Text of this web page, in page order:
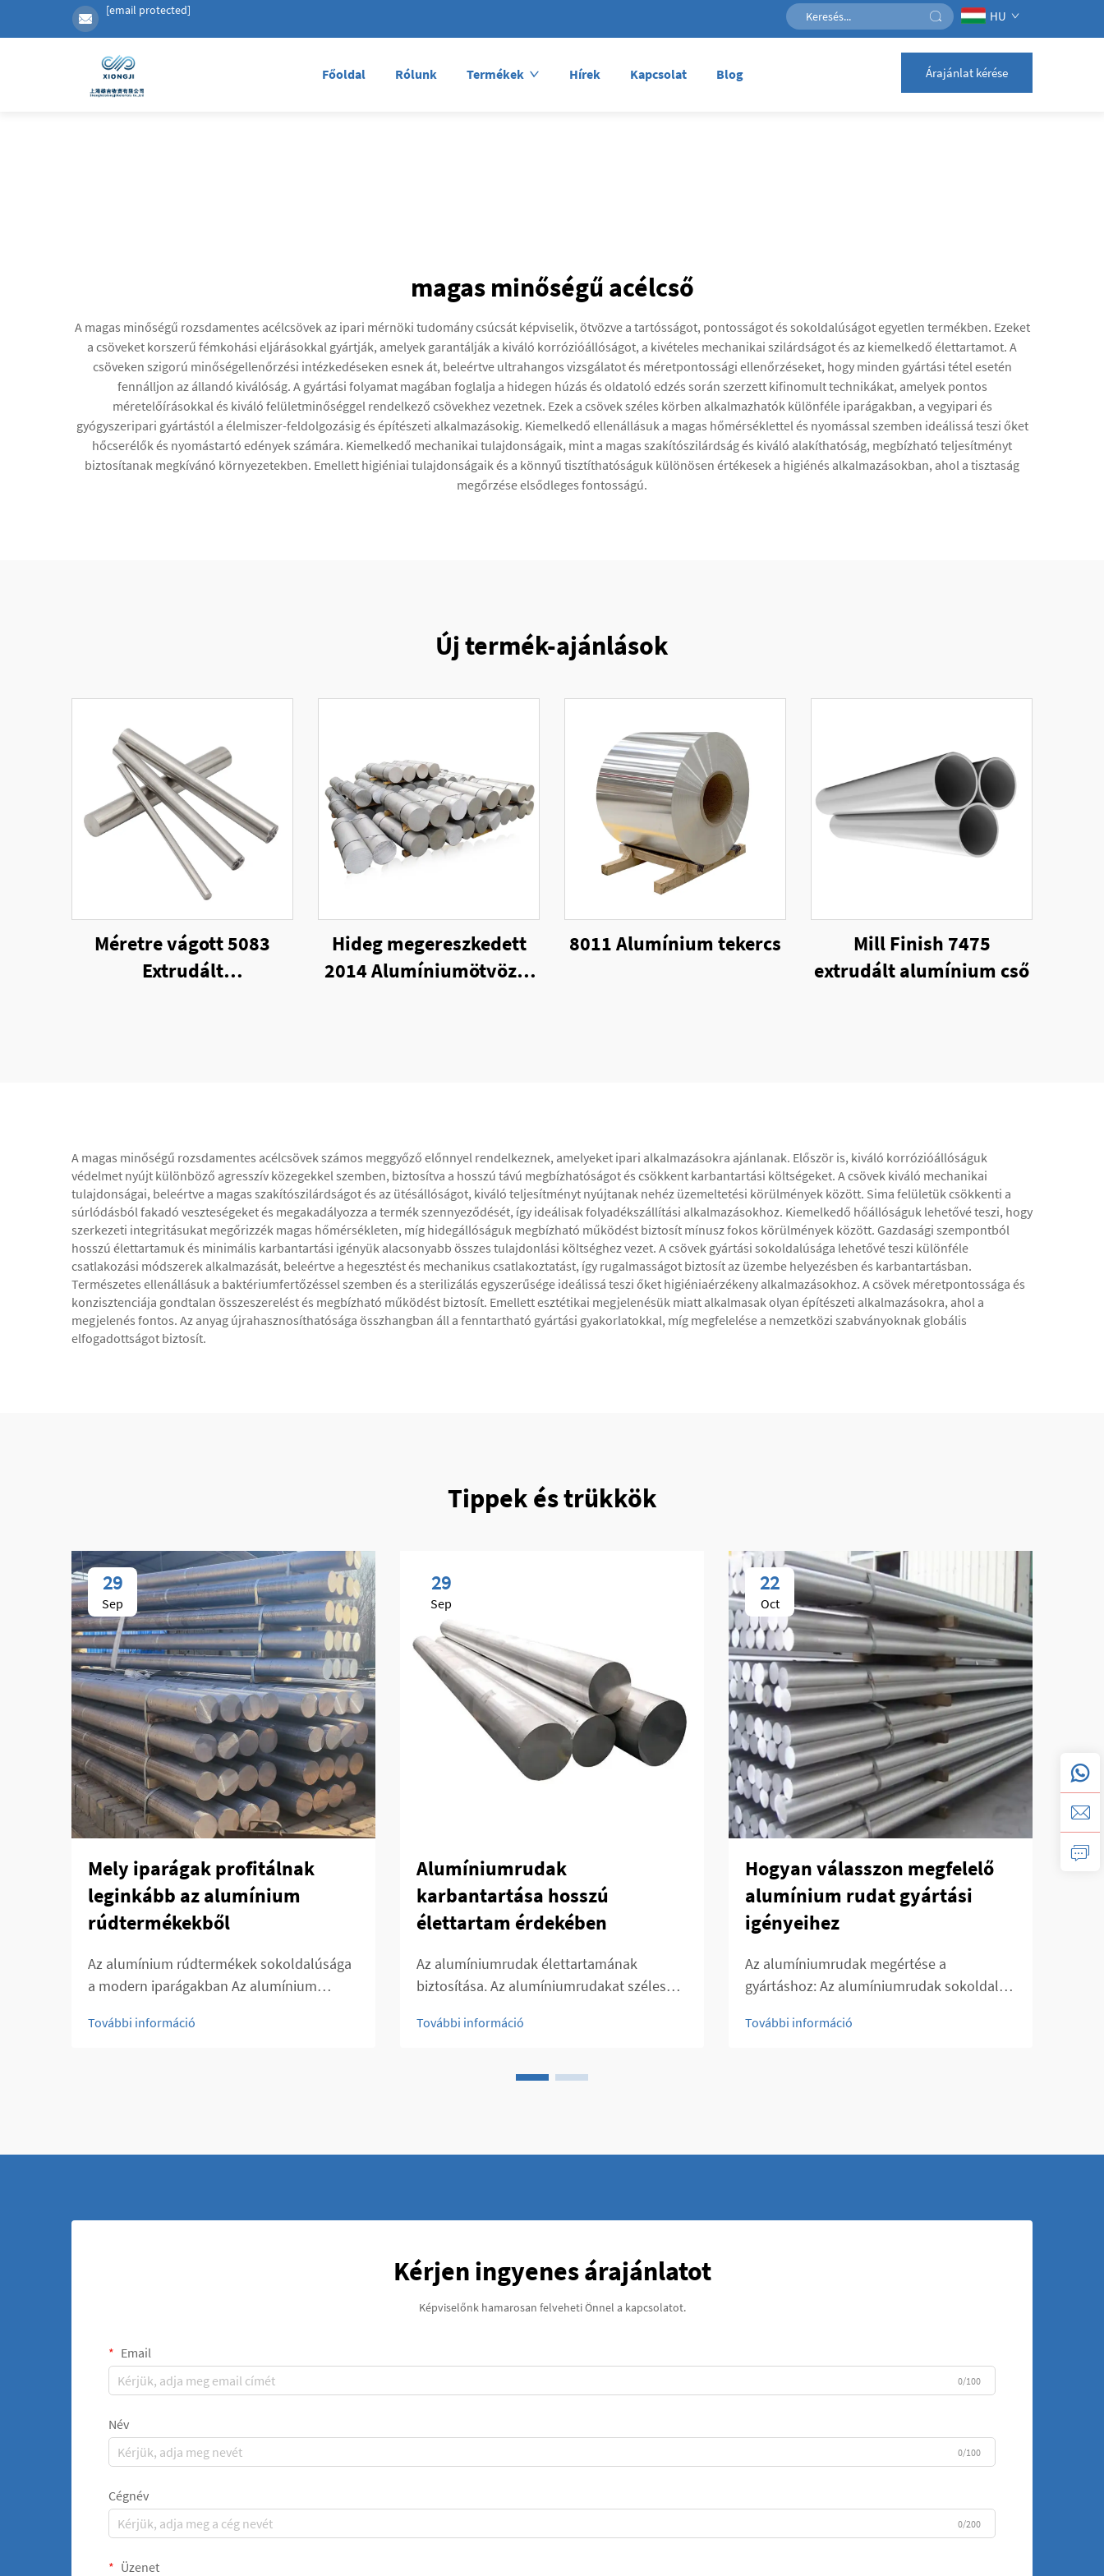
[email protected] HU
Főoldal Rólunk Termékek Hírek Kapcsolat Blog Árajánlat kérése
magas minőségű acélcső
A magas minőségű rozsdamentes acélcsövek az ipari mérnöki tudomány csúcsát képviselik, ötvözve a tartósságot, pontosságot és sokoldalúságot egyetlen termékben. Ezeket
a csöveket korszerű fémkohási eljárásokkal gyártják, amelyek garantálják a kiváló korrózióállóságot, a kivételes mechanikai szilárdságot és az kiemelkedő élettartamot. A
csöveken szigorú minőségellenőrzési intézkedéseken esnek át, beleértve ultrahangos vizsgálatot és méretpontossági ellenőrzéseket, hogy minden gyártási tétel esetén
fennálljon az állandó kiválóság. A gyártási folyamat magában foglalja a hidegen húzás és oldatoló edzés során szerzett kifinomult technikákat, amelyek pontos
méretelőírásokkal és kiváló felületminőséggel rendelkező csövekhez vezetnek. Ezek a csövek széles körben alkalmazhatók különféle iparágakban, a vegyipari és
gyógyszeripari gyártástól a élelmiszer-feldolgozásig és építészeti alkalmazásokig. Kiemelkedő ellenállásuk a magas hőmérséklettel és nyomással szemben ideálissá teszi őket
hőcserélők és nyomástartó edények számára. Kiemelkedő mechanikai tulajdonságaik, mint a magas szakítószilárdság és kiváló alakíthatóság, megbízható teljesítményt
biztosítanak megkívánó környezetekben. Emellett higiéniai tulajdonságaik és a könnyű tisztíthatóságuk különösen értékesek a higiénés alkalmazásokban, ahol a tisztaság
megőrzése elsődleges fontosságú.
Új termék-ajánlások
Méretre vágott 5083
Extrudált
Hideg megereszkedett
2014 Alumíniumötvözet
8011 Alumínium tekercs
Mill Finish 7475
extrudált alumínium cső
A magas minőségű rozsdamentes acélcsövek számos meggyőző előnnyel rendelkeznek, amelyeket ipari alkalmazásokra ajánlanak. Először is, kiváló korrózióállóságuk
védelmet nyújt különböző agresszív közegekkel szemben, biztosítva a hosszú távú megbízhatóságot és csökkent karbantartási költségeket. A csövek kiváló mechanikai
tulajdonságai, beleértve a magas szakítószilárdságot és az ütésállóságot, kiváló teljesítményt nyújtanak nehéz üzemeltetési körülmények között. Sima felületük csökkenti a
súrlódásból fakadó veszteségeket és megakadályozza a termék szennyeződését, így ideálisak folyadékszállítási alkalmazásokhoz. Kiemelkedő hőállóságuk lehetővé teszi, hogy
szerkezeti integritásukat megőrizzék magas hőmérsékleten, míg hidegállóságuk megbízható működést biztosít mínusz fokos körülmények között. Gazdasági szempontból
hosszú élettartamuk és minimális karbantartási igényük alacsonyabb összes tulajdonlási költséghez vezet. A csövek gyártási sokoldalúsága lehetővé teszi különféle
csatlakozási módszerek alkalmazását, beleértve a hegesztést és mechanikus csatlakoztatást, így rugalmasságot biztosít az üzembe helyezésben és karbantartásban.
Természetes ellenállásuk a baktériumfertőzéssel szemben és a sterilizálás egyszerűsége ideálissá teszi őket higiéniaérzékeny alkalmazásokhoz. A csövek méretpontossága és
konzisztenciája gondtalan összeszerelést és megbízható működést biztosít. Emellett esztétikai megjelenésük miatt alkalmasak olyan építészeti alkalmazásokra, ahol a
megjelenés fontos. Az anyag újrahasznosíthatósága összhangban áll a fenntartható gyártási gyakorlatokkal, míg megfelelése a nemzetközi szabványoknak globális
elfogadottságot biztosít.
Tippek és trükkök
29
Sep
Mely iparágak profitálnak
leginkább az alumínium
rúdtermékekből
Az alumínium rúdtermékek sokoldalúsága
a modern iparágakban Az alumínium
alkalmazzák, köszönhetően különleges
További információ
29
Sep
Alumíniumrudak
karbantartása hosszú
élettartam érdekében
Az alumíniumrudak élettartamának
biztosítása. Az alumíniumrudakat széles
könnyűsúlyuk, korrózióállóságuk és
megfelelő karbantartása elengedhetetlen a
További információ
22
Oct
Hogyan válasszon megfelelő
alumínium rudat gyártási
igényeihez
Az alumíniumrudak megértése a
gyártáshoz: Az alumíniumrudak sokoldalú
használnak a gyártás során könnyűségük,
További információ
Kérjen ingyenes árajánlatot
Képviselőnk hamarosan felveheti Önnel a kapcsolatot.
Email
0/100
Név
0/100
Cégnév
0/200
Üzenet